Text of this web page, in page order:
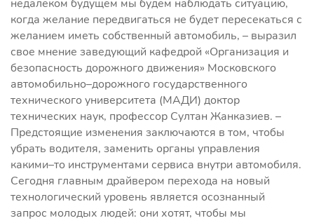
недалеком будущем мы будем наблюдать ситуацию,
когда желание передвигаться не будет пересекаться с
желанием иметь собственный автомобиль, – выразил
свое мнение заведующий кафедрой «Организация и
безопасность дорожного движения» Московского
автомобильно–дорожного государственного
технического университета (МАДИ) доктор
технических наук, профессор Султан Жанказиев. –
Предстоящие изменения заключаются в том, чтобы
убрать водителя, заменить органы управления
какими–то инструментами сервиса внутри автомобиля.
Сегодня главным драйвером перехода на новый
технологический уровень является осознанный
запрос молодых людей: они хотят, чтобы мы